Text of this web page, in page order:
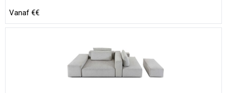
Vanaf €€